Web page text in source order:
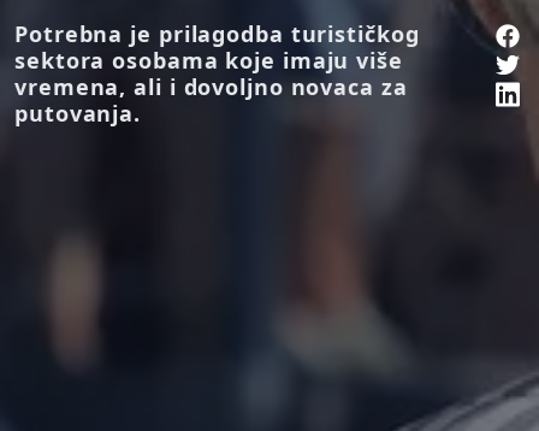
Potrebna je prilagodba turističkog
sektora osobama koje imaju više
vremena, ali i dovoljno novaca za
putovanja.